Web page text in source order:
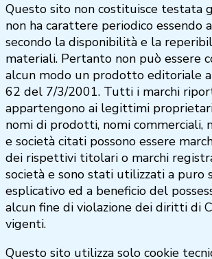
Questo sito non costituisce testata
non ha carattere periodico essendo
secondo la disponibilità e la
materiali. Pertanto non può essere
alcun modo un prodotto editoriale
62 del 7/3/2001. Tutti i marchi
appartengono ai legittimi
nomi di prodotti, nomi commerciali,
e società citati possono essere
dei rispettivi titolari o marchi
società e sono stati utilizzati a puro
esplicativo ed a beneficio del
alcun fine di violazione dei diritti di
vigenti.
Questo sito utilizza solo cookie